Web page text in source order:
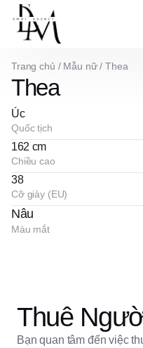
Trang chủ / Mẫu nữ/ Thea
Thea
Úc
Quốc tịch
162 cm
Chiều cao
38
Cỡ giày (EU)
Nâu
Màu mắt
Thuê
Bạn quan tâm đến việc